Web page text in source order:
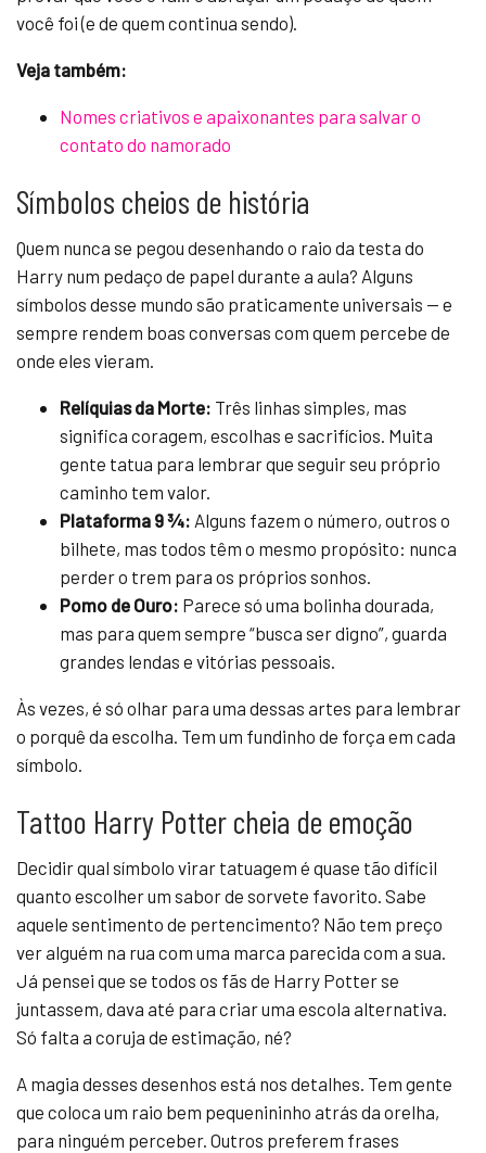
você foi (e de quem continua sendo).
Veja também:
Nomes criativos e apaixonantes para salvar o
contato do namorado
Símbolos cheios de história
Quem nunca se pegou desenhando o raio da testa do
Harry num pedaço de papel durante a aula? Alguns
símbolos desse mundo são praticamente universais — e
sempre rendem boas conversas com quem percebe de
onde eles vieram.
Relíquias da Morte: Três linhas simples, mas
significa coragem, escolhas e sacrifícios. Muita
gente tatua para lembrar que seguir seu próprio
caminho tem valor.
Plataforma 9 ¾: Alguns fazem o número, outros o
bilhete, mas todos têm o mesmo propósito: nunca
perder o trem para os próprios sonhos.
Pomo de Ouro: Parece só uma bolinha dourada,
mas para quem sempre “busca ser digno”, guarda
grandes lendas e vitórias pessoais.
Às vezes, é só olhar para uma dessas artes para lembrar
o porquê da escolha. Tem um fundinho de força em cada
símbolo.
Tattoo Harry Potter cheia de emoção
Decidir qual símbolo virar tatuagem é quase tão difícil
quanto escolher um sabor de sorvete favorito. Sabe
aquele sentimento de pertencimento? Não tem preço
ver alguém na rua com uma marca parecida com a sua.
Já pensei que se todos os fãs de Harry Potter se
juntassem, dava até para criar uma escola alternativa.
Só falta a coruja de estimação, né?
A magia desses desenhos está nos detalhes. Tem gente
que coloca um raio bem pequenininho atrás da orelha,
para ninguém perceber. Outros preferem frases